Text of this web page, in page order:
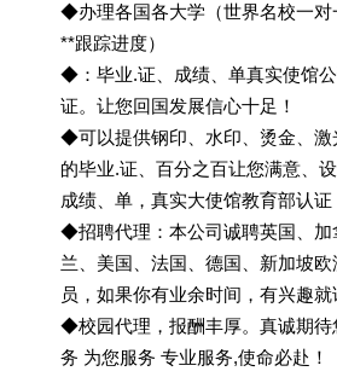
◆办理各国各大学（世界名校一对
**跟踪进度）
◆：毕业.证、成绩、单真实使馆
证。让您回国发展信心十足！
◆可以提供钢印、水印、烫金、激
的毕业.证、百分之百让您满意、
成绩、单，真实大使馆教育部认证
◆招聘代理：本公司诚聘英国、加
兰、美国、法国、德国、新加坡
员，如果你有业余时间，有兴趣
◆校园代理，报酬丰厚。真诚期待
务 为您服务 专业服务,使命必赴！